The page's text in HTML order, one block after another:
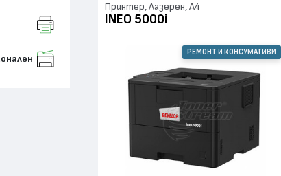
Принтер, Лазерен, А4
INEO 5000i
РЕМОНТ И КОНСУМАТИВИ